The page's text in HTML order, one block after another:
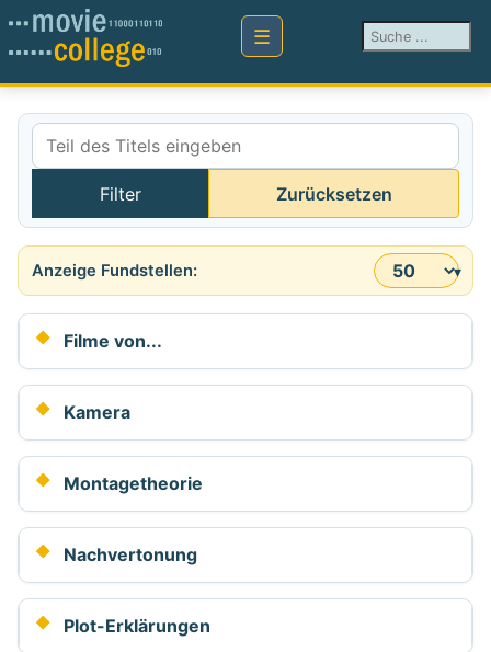
Suchen ...
Teil des Titels eingeben
Filter Zurücksetzen
Anzeige #
Filme von...
Kamera
Montagetheorie
Nachvertonung
Plot-Erklärungen